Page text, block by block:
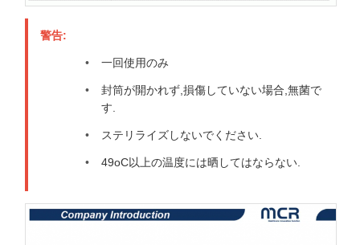
警告:
一回使用のみ
封筒が開かれず,損傷していない場合,無菌で
す.
ステリライズしないでください.
49oC以上の温度には晒してはならない.